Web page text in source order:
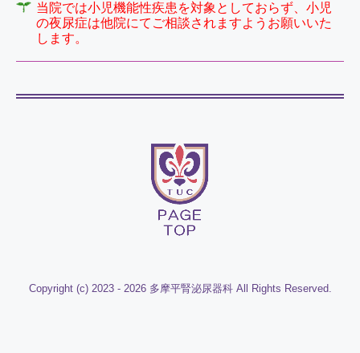
当院では小児機能性疾患を対象としておらず、小児
の夜尿症は他院にてご相談されますようお願いいた
しま す。
Copyright (c) 2023 - 2026 多摩平腎泌尿器科 All Rights Reserved.